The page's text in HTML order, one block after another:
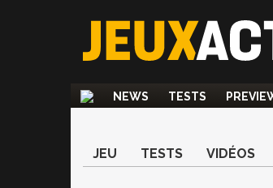
NEWS TESTS
JEU TESTS VIDÉOS